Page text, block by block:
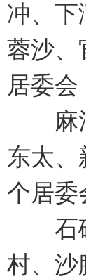
冲、下
蓉沙、
居委会
麻涌
东太、
个居委
石碣
村、沙